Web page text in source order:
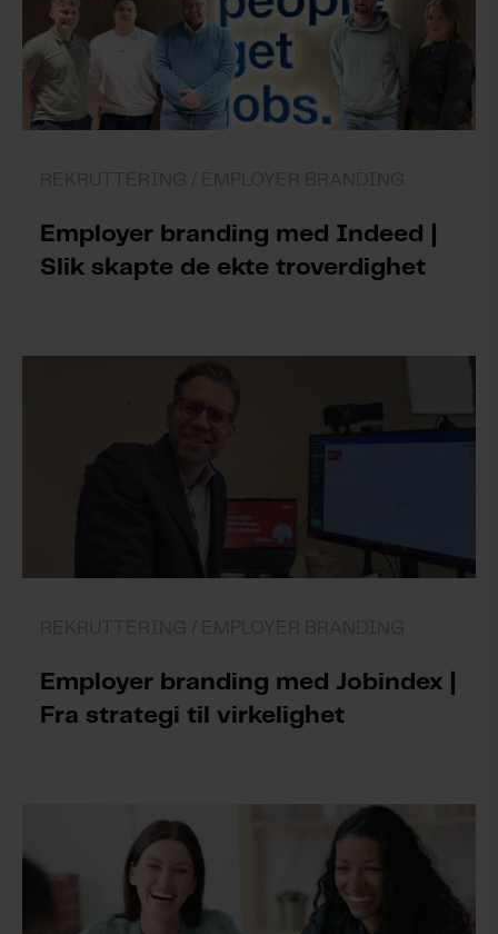
Employer branding med Indeed |
Slik skapte de ekte troverdighet
Employer branding med Jobindex |
Fra strategi til virkelighet